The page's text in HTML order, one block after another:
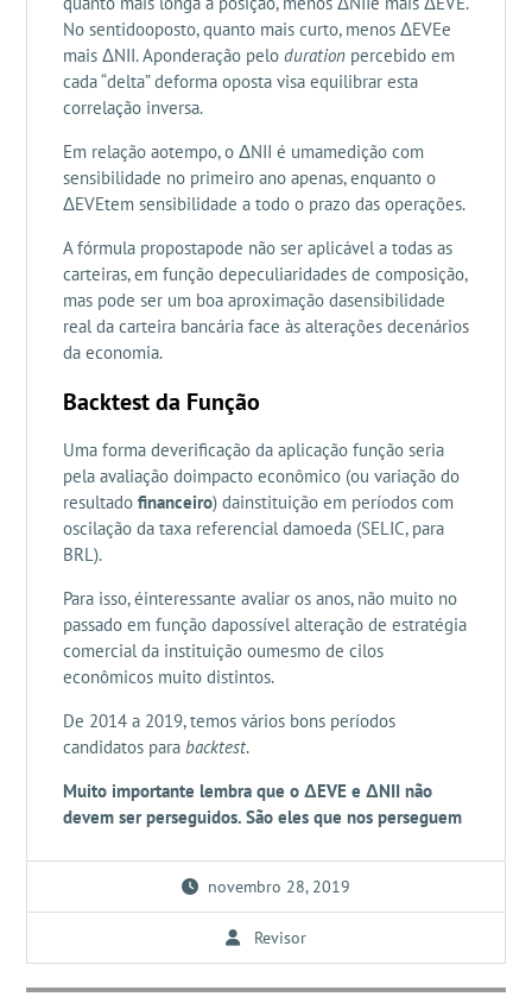
No sentidooposto, quanto mais curto, menos ΔEVEe
mais ΔNII. Aponderação pelo durationpercebido em
cada “delta” deforma oposta visa equilibrar esta
correlação inversa.
Em relação aotempo, o ΔNII é umamedição com
sensibilidade no primeiro ano apenas, enquanto o
ΔEVEtem sensibilidade a todo o prazo das operações.
A fórmula propostapode não ser aplicável a todas as
carteiras, em função depeculiaridades de composição,
mas pode ser um boa aproximação dasensibilidade
real da carteira bancária face às alterações decenários
da economia.
Backtest da Função
Uma forma deverificação da aplicação função seria
pela avaliação doimpacto econômico (ou variação do
resultado financeiro) dainstituição em períodos com
oscilação da taxa referencial damoeda (SELIC, para
BRL).
Para isso, éinteressante avaliar os anos, não muito no
passado em função dapossível alteração de estratégia
comercial da instituição oumesmo de cilos
econômicos muito distintos.
De 2014 a 2019, temos vários bons períodos
candidatos para backtest.
Muito importante lembra que o ΔEVE e ΔNII não
devem ser perseguidos. São eles que nos perseguem
novembro 28, 2019
Revisor
Navegação